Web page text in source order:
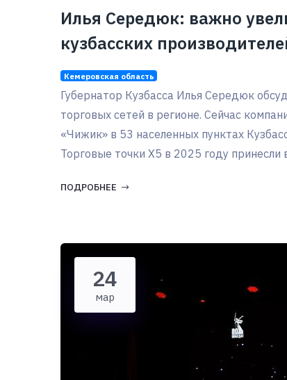
Илья Середюк: важно
кузбасских
Кемеровская область
Губернатор Кузбасса Илья Середюк
торговых сетей в регионе. Сейчас
«Чижик» в 53 населенных пунктах
Торговые точки Х5 в 2025 году
ПОДРОБНЕЕ
24
мар